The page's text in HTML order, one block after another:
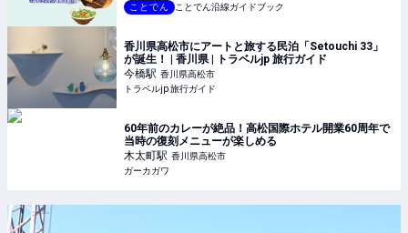
ことでん
ことでん沿線ガイドブック
香川県高松市にアートと旅する民泊「Setouchi 33」
が誕生！ | 香川県 | トラベルjp 旅行ガイド
今橋駅 香川県高松市
トラベルjp 旅行ガイド
60年前のカレーが絶品！高松国際ホテル開業60周年で
当時の復刻メニューが楽しめる
木太町駅 香川県高松市
ガーカガワ